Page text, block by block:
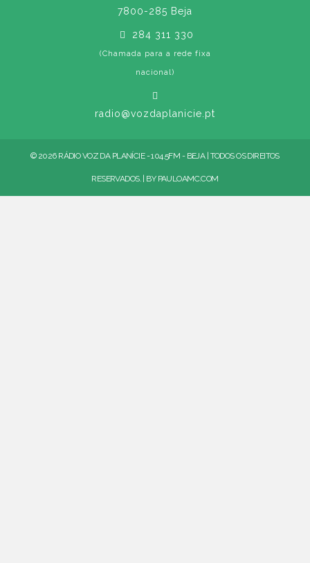
7800-285 Beja
284 311 330
(Chamada para a rede fixa
nacional)
radio@vozdaplanicie.pt
© 2026 RÁDIO VOZ DA PLANÍCIE - 104.5FM - BEJA | TODOS OS DIREITOS
RESERVADOS. | BY PAULOAMC.COM